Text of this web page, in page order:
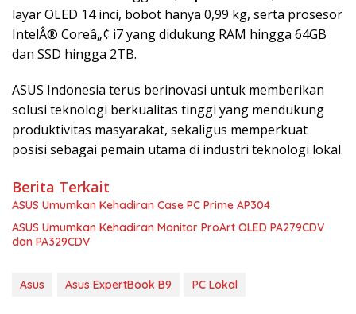
layar OLED 14 inci, bobot hanya 0,99 kg, serta prosesor
IntelÂ® Coreâ„¢ i7 yang didukung RAM hingga 64GB
dan SSD hingga 2TB.
ASUS Indonesia terus berinovasi untuk memberikan
solusi teknologi berkualitas tinggi yang mendukung
produktivitas masyarakat, sekaligus memperkuat
posisi sebagai pemain utama di industri teknologi lokal.
Berita Terkait
ASUS Umumkan Kehadiran Case PC Prime AP304
ASUS Umumkan Kehadiran Monitor ProArt OLED PA279CDV
dan PA329CDV
Asus Asus ExpertBook B9 PC Lokal